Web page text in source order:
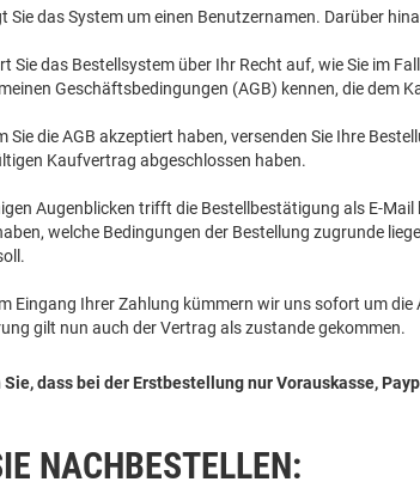
Sie das System um einen Benutzernamen. Darüber
Sie das Bestellsystem über Ihr Recht auf, wie Sie im
Geschäftsbedingungen (AGB) kennen, die dem
Sie die AGB akzeptiert haben, versenden Sie Ihre
Kaufvertrag abgeschlossen haben.
Augenblicken trifft die Bestellbestätigung als E-
welche Bedingungen der Bestellung zugrunde
Eingang Ihrer Zahlung kümmern wir uns sofort um
gilt nun auch der Vertrag als zustande gekommen.
dass bei der Erstbestellung nur Vorauskasse,
NACHBESTELLEN: